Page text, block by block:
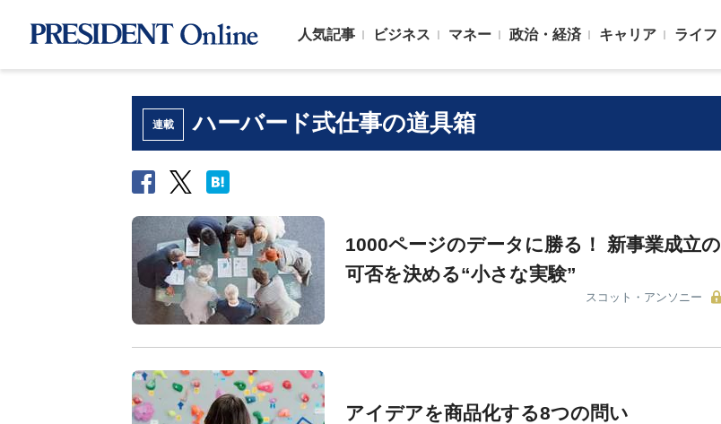
人気記事 ビジネス マネー 政治・経済 キャリア ライフ
連載 ハーバード式仕事の道具箱
1000ページのデータに勝る！ 新事業成立の
可否を決める“小さな実験”
スコット・アンソニー
アイデアを商品化する8つの問い